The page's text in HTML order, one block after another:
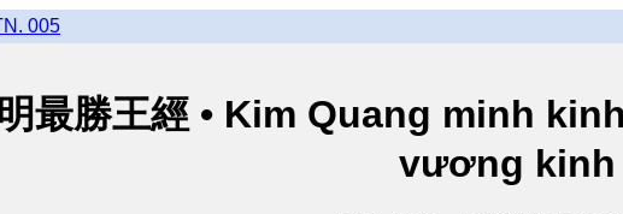
005
最勝王經 • Kim Quang minh
vương kinh